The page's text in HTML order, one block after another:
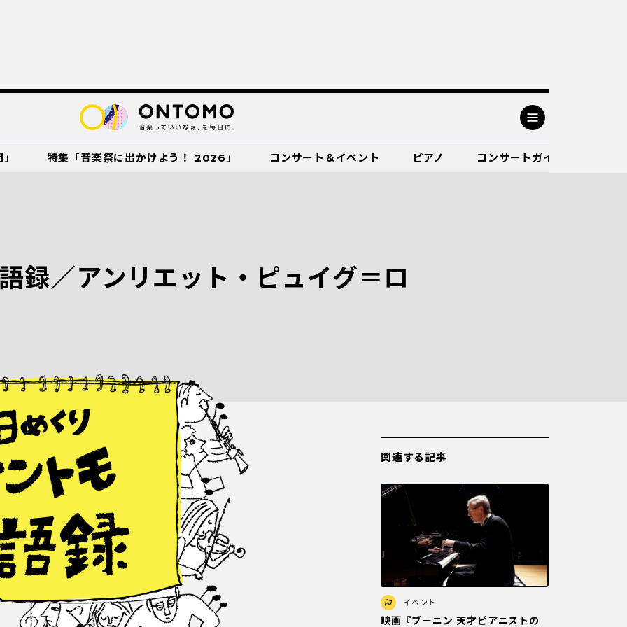
特集「音楽祭に出かけよう！ 2026」 コンサート＆イベント ピアノ コンサートガイド
録／アンリエット・ピュイグ＝ロ
関連する記事
イベント
映画『ブーニン 天才ピアニストの